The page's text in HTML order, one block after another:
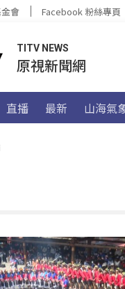
會 Facebook 粉絲專頁
TITV NEWS
原視新聞網
直播 最新 山海氣